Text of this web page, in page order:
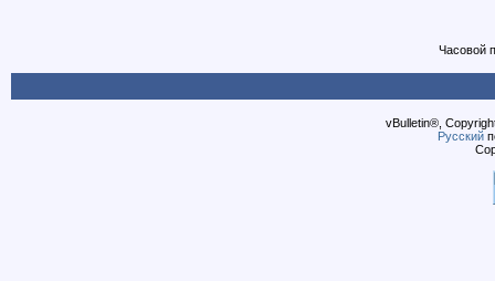
Часовой
vBulletin®,
Русский